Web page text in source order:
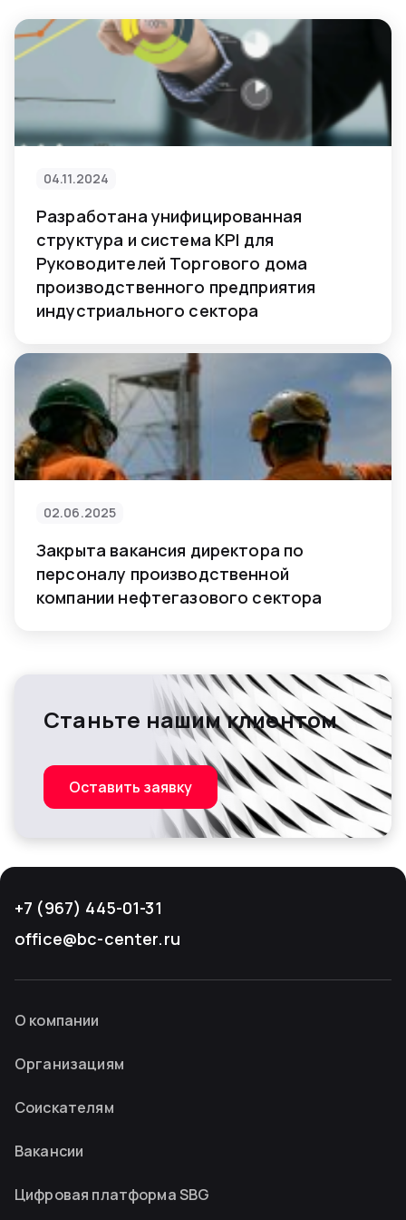
04.11.2024
Разработана унифицированная
структура и система KPI для
Руководителей Торгового дома
производственного предприятия
индустриального сектора
02.06.2025
Закрыта вакансия директора по
персоналу производственной
компании нефтегазового сектора
Станьте нашим клиентом
Оставить заявку
О компании
Организациям
Соискателям
Вакансии
Цифровая платформа SBG
+7 (967) 445-01-31
office@bc-center.ru